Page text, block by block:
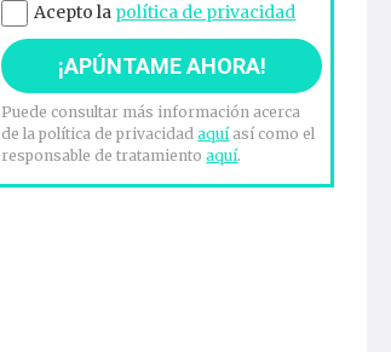
Acepto la política de privacidad
Puede consultar más información acerca
de la política de privacidadaquíasí como el
responsable de tratamientoaquí.